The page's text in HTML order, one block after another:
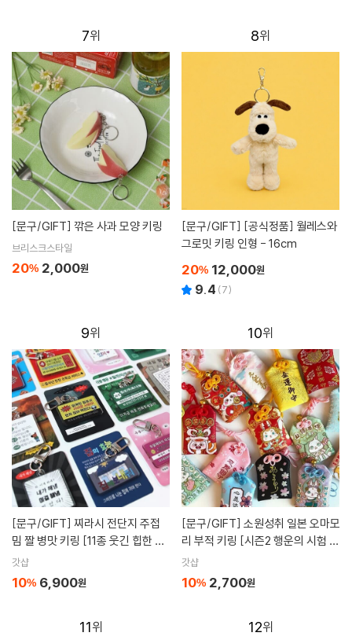
7
[문구/GIFT] 깎은 사과 모양 키링
브리스크스타일
20% 2,000원
8
[문구/GIFT]
그로밋 키링 인형 - 16cm
20% 12,000원
9.4 (7)
9
[문구/GIFT]
밈 짤 병맛 키링 [11종 웃긴 힙한 신
박한 킹받는 선물 재미있는 재밌는
관종템 쓸데없는 쓸모없는 유행]
갓샵
10% 6,900원
10
[문구/GIFT]
리 부적 키링 [시즌2 행운의 시험 수
능 합격 사랑 건강 재물 취업 금전
연인 부적]
갓샵
10% 2,700원
11 12